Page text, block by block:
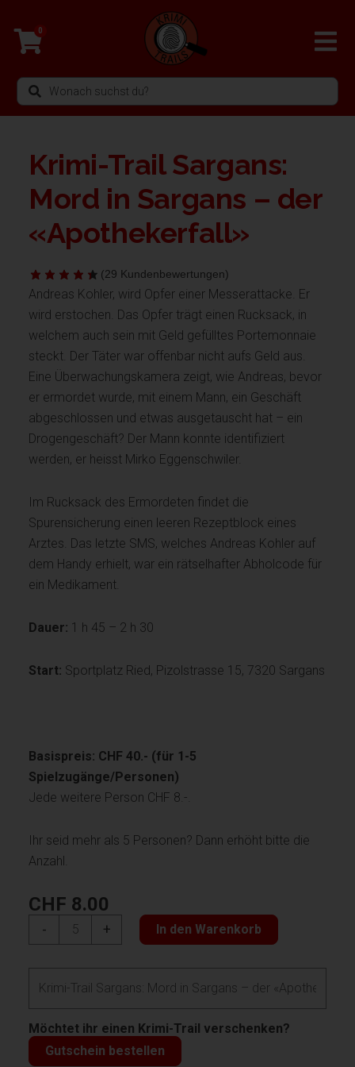
Inhalt
springen
0
Search
...
Krimi-Trail Sargans:
Mord in Sargans – der
«Apothekerfall»
(29 Kundenbewertungen)
Andreas Kohler, wird Opfer einer Messerattacke. Er
wird erstochen. Das Opfer trägt einen Rucksack, in
welchem auch sein mit Geld gefülltes Portemonnaie
steckt. Der Täter war offenbar nicht aufs Geld aus.
Eine Überwachungskamera zeigt, wie Andreas, bevor
er ermordet wurde, mit einem Mann, ein Geschäft
abgeschlossen und etwas ausgetauscht hat – ein
Drogengeschäft? Der Mann konnte identifiziert
werden, er heisst Mirko Eggenschwiler.
Im Rucksack des Ermordeten findet die
Spurensicherung einen leeren Rezeptblock eines
Arztes. Das letzte SMS, welches Andreas Kohler auf
dem Handy erhielt, war ein rätselhafter Abholcode für
ein Medikament.
Dauer: 1 h 45 – 2 h 30
Start: Sportplatz Ried, Pizolstrasse 15, 7320 Sargans
Basispreis: CHF 40.- (für 1-5
Spielzugänge/Personen)
Jede weitere Person CHF 8.-.
Ihr seid mehr als 5 Personen? Dann erhöht bitte die
Anzahl.
CHF 8.00
-
Trail
Sargans:
Mord
in
Sargans
+ In den Warenkorb
Möchtet ihr einen Krimi-Trail verschenken?
Gutschein bestellen